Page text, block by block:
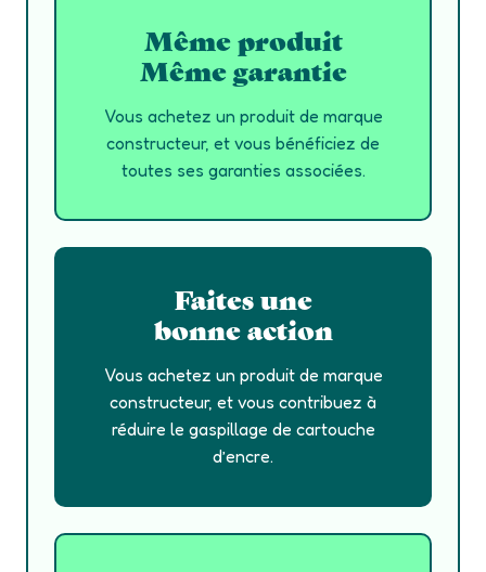
Même produit
Même garantie
Vous achetez un produit de marque
constructeur, et vous bénéficiez de
toutes ses garanties associées.
Faites une
bonne action
Vous achetez un produit de marque
constructeur, et vous contribuez à
réduire le gaspillage de cartouche
d’encre.